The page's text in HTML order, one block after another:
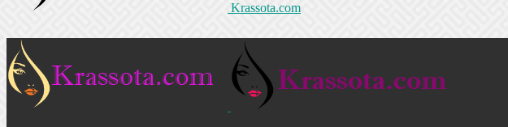
Krassota.com